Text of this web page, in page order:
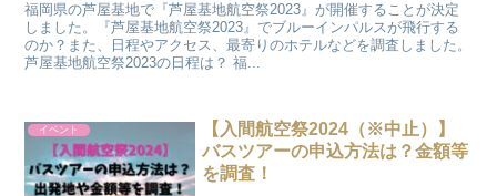
福岡県の芦屋基地で『芦屋基地航空祭2023』が開催することが決定
しました。『芦屋基地航空祭2023』でブルーインパルスが飛行する
のか？また、日程やアクセス、最寄りのホテルなどを調査しました。
芦屋基地航空祭2023の日程は？ 福...
イベント
【入間航空祭2024（※中止）】
バスツアーの申込方法は？金額等
を調査！